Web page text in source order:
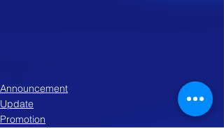
Announcement
Update
Promotion